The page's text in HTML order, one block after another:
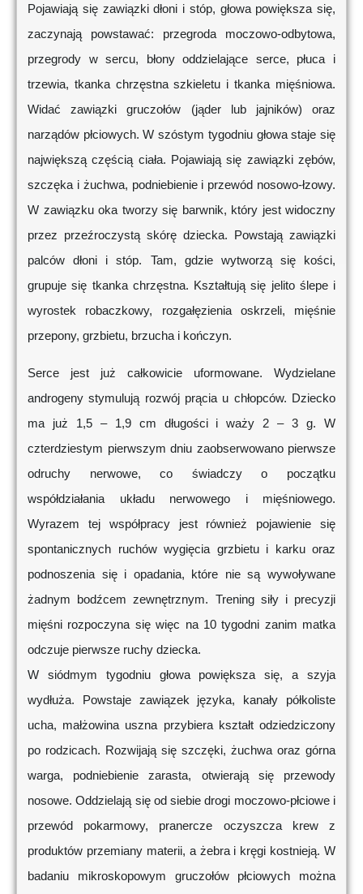
Pojawiają się zawiązki dłoni i stóp, głowa powiększa się,
zaczynają powstawać: przegroda moczowo-odbytowa,
przegrody w sercu, błony oddzielające serce, płuca i
trzewia, tkanka chrzęstna szkieletu i tkanka mięśniowa.
Widać zawiązki gruczołów (jąder lub jajników) oraz
narządów płciowych. W szóstym tygodniu głowa staje się
największą częścią ciała. Pojawiają się zawiązki zębów,
szczęka i żuchwa, podniebienie i przewód nosowo-łzowy.
W zawiązku oka tworzy się barwnik, który jest widoczny
przez przeźroczystą skórę dziecka. Powstają zawiązki
palców dłoni i stóp. Tam, gdzie wytworzą się kości,
grupuje się tkanka chrzęstna. Kształtują się jelito ślepe i
wyrostek robaczkowy, rozgałęzienia oskrzeli, mięśnie
przepony, grzbietu, brzucha i kończyn.
Serce jest już całkowicie uformowane. Wydzielane
androgeny stymulują rozwój prącia u chłopców. Dziecko
ma już 1,5 – 1,9 cm długości i waży 2 – 3 g. W
czterdziestym pierwszym dniu zaobserwowano pierwsze
odruchy nerwowe, co świadczy o początku
współdziałania układu nerwowego i mięśniowego.
Wyrazem tej współpracy jest również pojawienie się
spontanicznych ruchów wygięcia grzbietu i karku oraz
podnoszenia się i opadania, które nie są wywoływane
żadnym bodźcem zewnętrznym. Trening siły i precyzji
mięśni rozpoczyna się więc na 10 tygodni zanim matka
odczuje pierwsze ruchy dziecka.
W siódmym tygodniu głowa powiększa się, a szyja
wydłuża. Powstaje zawiązek języka, kanały półkoliste
ucha, małżowina uszna przybiera kształt odziedziczony
po rodzicach. Rozwijają się szczęki, żuchwa oraz górna
warga, podniebienie zarasta, otwierają się przewody
nosowe. Oddzielają się od siebie drogi moczowo-płciowe i
przewód pokarmowy, pranercze oczyszcza krew z
produktów przemiany materii, a żebra i kręgi kostnieją. W
badaniu mikroskopowym gruczołów płciowych można